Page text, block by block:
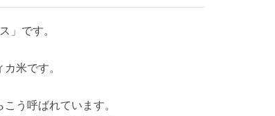
」です。
米です。
う呼ばれています。